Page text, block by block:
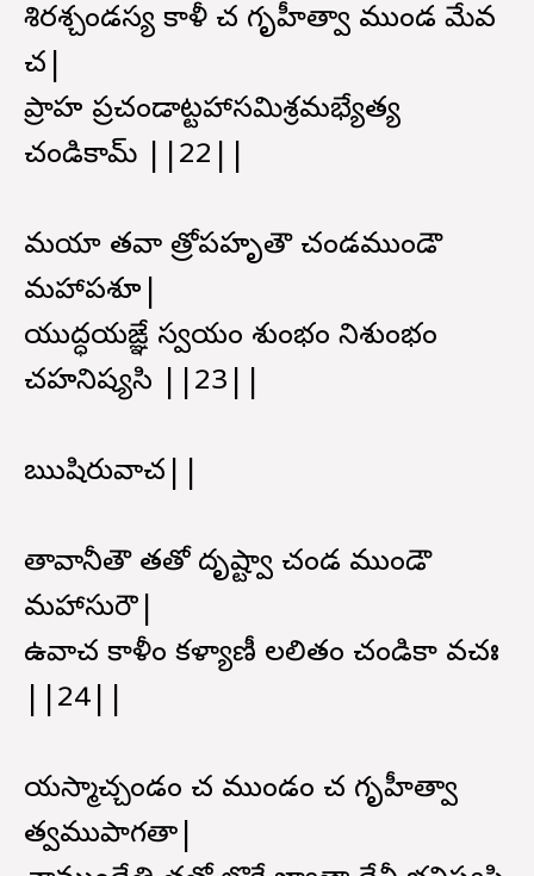
శిరశ్చండస్య కాళీ చ గృహీత్వా ముండ మేవ
చ|
ప్రాహ ప్రచండాట్టహాసమిశ్రమభ్యేత్య
చండికామ్ ||22||
మయా తవా త్రోపహృతౌ చండముండౌ
మహాపశూ|
యుద్ధయఙ్ఞే స్వయం శుంభం నిశుంభం
చహనిష్యసి ||23||
ఋషిరువాచ||
తావానీతౌ తతో దృష్ట్వా చండ ముండౌ
మహాసురౌ|
ఉవాచ కాళీం కళ్యాణీ లలితం చండికా వచః
||24||
యస్మాచ్చండం చ ముండం చ గృహీత్వా
త్వముపాగతా|